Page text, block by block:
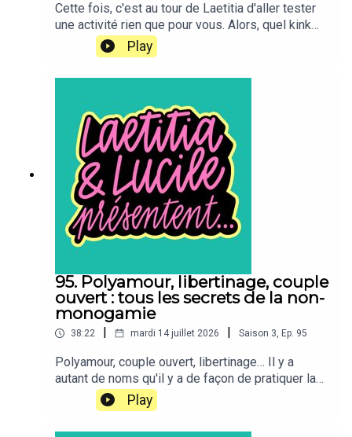
Cette fois, c'est au tour de Laetitia d'aller tester
une activité rien que pour vous. Alors, quel kink
est-elle allée essayer ? Le feu, la pluralité, le role
play ? Eh bien non : elle a testé la belote. Enfin, la
lesbelote. Et Lucile a déjà très envie de la
Instagram de la lesbelote :
https://www.instagram.com/lesbelote/“Laetitia et
Lucile présentent…” est un podcast bi-mensuel
produit par TDA Prod. Il est présenté par Lucile
Bellan et Laetitia Reboulleau, et réalisé par
Benjamin Saeptem Hours.
Play
95. Polyamour, libertinage, couple
ouvert : tous les secrets de la non-
monogamie
38:22 mardi 14 juillet 2026 Saison 3, Ep. 95
Polyamour, couple ouvert, libertinage… Il y a
autant de noms qu'il y a de façon de pratiquer la
non-monogamie. De la plus éthique à la plus
problématique, comment ça se passe
exactement ? Laetitia et Lucile partagent leurs
Play